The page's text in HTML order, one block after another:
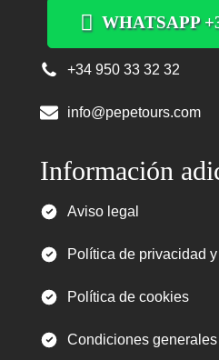
WHATSAPP
+34 950 33 32 32
info@pepetours.com
Información
Aviso legal
Política de privacidad
Política de cookies
Condiciones